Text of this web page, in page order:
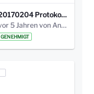
20170204 Protokoll Workshop 2 Promenade Schloßstraße (1).pdf
vor 5 Jahren von Anni Schlumberger
GENEHMIGT